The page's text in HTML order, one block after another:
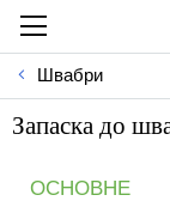
Швабри
Запаска до
ОСНОВНЕ